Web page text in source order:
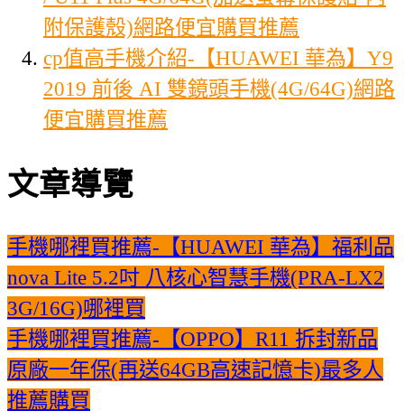
附保護殼)網路便宜購買推薦
cp值高手機介紹-【HUAWEI 華為】Y9
2019 前後 AI 雙鏡頭手機(4G/64G)網路
便宜購買推薦
文章導覽
手機哪裡買推薦-【HUAWEI 華為】福利品
nova Lite 5.2吋 八核心智慧手機(PRA-LX2
3G/16G)哪裡買
手機哪裡買推薦-【OPPO】R11 拆封新品
原廠一年保(再送64GB高速記憶卡)最多人
推薦購買